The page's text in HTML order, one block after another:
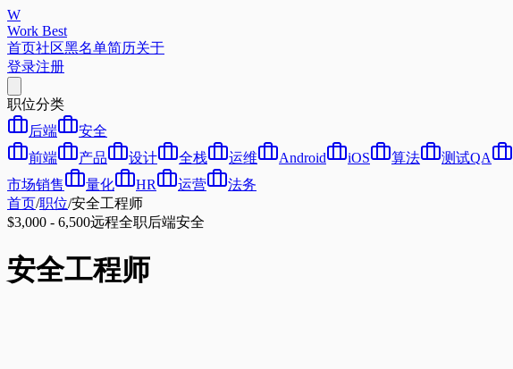
W
Work Best
首页社区黑名单简历关于
登录注册
职位分类
后端
安全
前端
产品 设计 全栈 运维 Android iOS 算法 测试QA
市场销售
量化 HR 运营
法务
首页/职位/安全工程师
$3,000 - 6,500远程全职后端安全
安全工程师